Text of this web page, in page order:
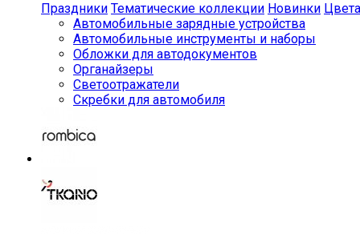
Праздники Тематические коллекции Новинки Цвета
Автомобильные зарядные устройства
Автомобильные инструменты и наборы
Обложки для автодокументов
Органайзеры
Светоотражатели
Скребки для автомобиля